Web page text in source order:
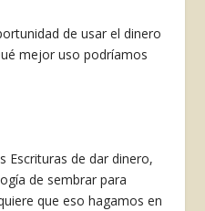
de usar el dinero
mejor uso podríamos
Escrituras de dar dinero,
de sembrar para
que eso ha­gamos en